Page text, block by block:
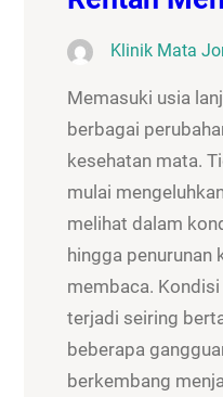
Klinik Mata
Memasuki usia
berbagai
kesehatan mata.
mulai
melihat dalam
hingga penurunan
membaca.
terjadi seiring
beberapa
berkembang